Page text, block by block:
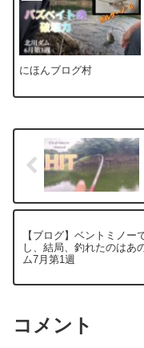
にほんブログ村
【ブログ】ベントミノー
し、結局、釣れたのはあ
ム7月第1週
コメント